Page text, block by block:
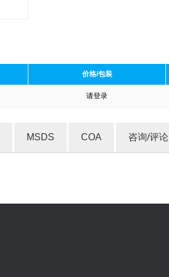
价格/包装
请登录
MSDS COA 咨询/评论